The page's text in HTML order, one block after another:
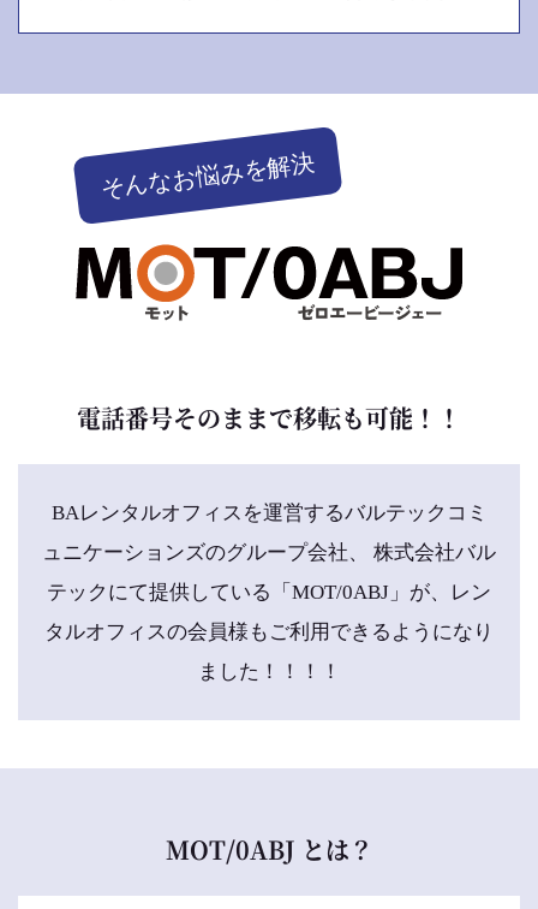
そんなお悩みを解決
電話番号そのままで移転も可能！！
BAレンタルオフィスを運営するバルテックコミ
ュニケーションズのグループ会社、 株式会社バル
テックにて提供している「MOT/0ABJ」が、レン
タルオフィスの会員様もご利用できるようになり
ました！！！！
MOT/0ABJ とは？